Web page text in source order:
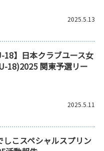
2025.5.13
18】日本クラブユース女
18)2025 関東予選リー
2025.5.11
しこスペシャルスプリン